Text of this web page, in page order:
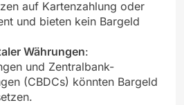
auf Kartenzahlung oder
und bieten kein Bargeld
Währungen:
und Zentralbank-
(CBDCs) könnten Bargeld